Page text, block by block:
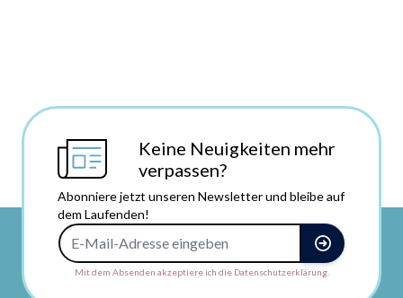
Keine Neuigkeiten mehr
verpassen?
Abonniere jetzt unseren Newsletter und bleibe auf
dem Laufenden!
Mit dem Absenden akzeptiere ich die Datenschutzerklärung.